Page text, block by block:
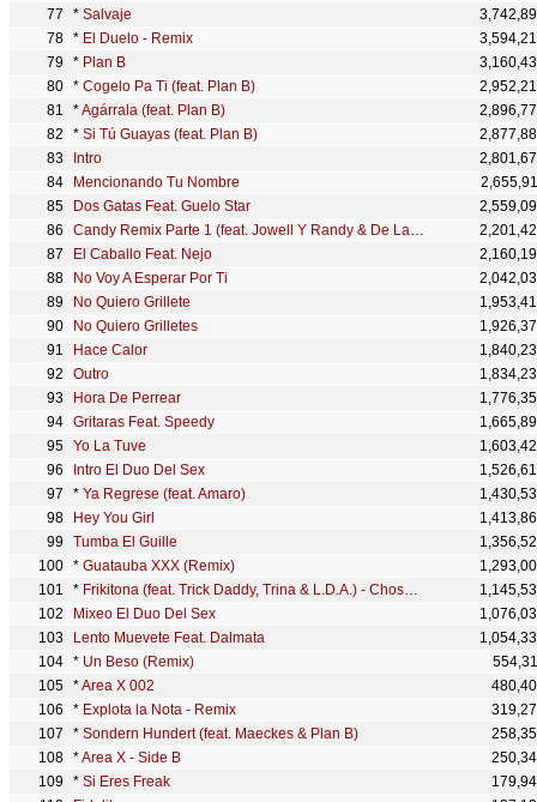
* Salvaje
* El Duelo - Remix
* Plan B
* Cogelo Pa Ti (feat. Plan B)
*Agárrala (feat. Plan B)
* Si Tú Guayas (feat. Plan B)
Intro
Mencionando Tu Nombre
Dos Gatas Feat. Guelo Star
Candy Remix Parte 1 (feat. Jowell Y Randy & De La Ghetto)
El Caballo Feat. Nejo
No Voy A Esperar Por Ti
No Quiero Grillete
No Quiero Grilletes
Hace Calor
Outro
Hora De Perrear
Gritaras Feat. Speedy
Yo La Tuve
Intro El Duo Del Sex
* Ya Regrese (feat. Amaro)
Hey You Girl
Tumba El Guille
* Guatauba XXX (Remix)
* Frikitona (feat. Trick Daddy, Trina & L.D.A.) - Chosen Few Remix
Mixeo El Duo Del Sex
Lento Muevete Feat. Dalmata
* Un Beso (Remix)
*Area X 002
* Explota la Nota - Remix
* Sondern Hundert (feat. Maeckes & Plan B)
*Area X - Side B
* Si Eres Freak